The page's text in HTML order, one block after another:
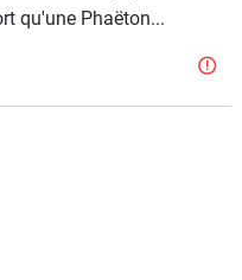
qu'une Phaëton...